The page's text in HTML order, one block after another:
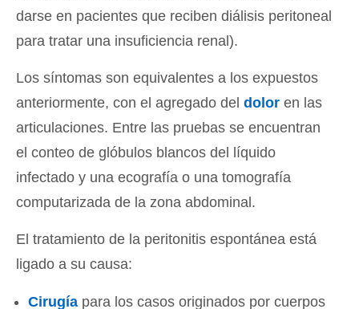
darse en pacientes que reciben diálisis peritoneal
para tratar una insuficiencia renal).
Los síntomas son equivalentes a los expuestos
anteriormente, con el agregado del dolor en las
articulaciones. Entre las pruebas se encuentran
el conteo de glóbulos blancos del líquido
infectado y una ecografía o una tomografía
computarizada de la zona abdominal.
El tratamiento de la peritonitis espontánea está
ligado a su causa:
Cirugía para los casos originados por cuerpos